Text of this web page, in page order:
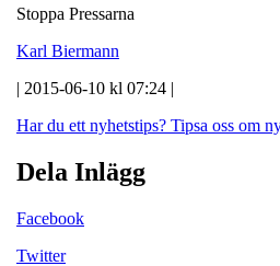
Stoppa Pressarna
Karl Biermann
| 2015-06-10 kl 07:24 |
Har du ett nyhetstips? Tipsa oss om
Dela Inlägg
Facebook
Twitter